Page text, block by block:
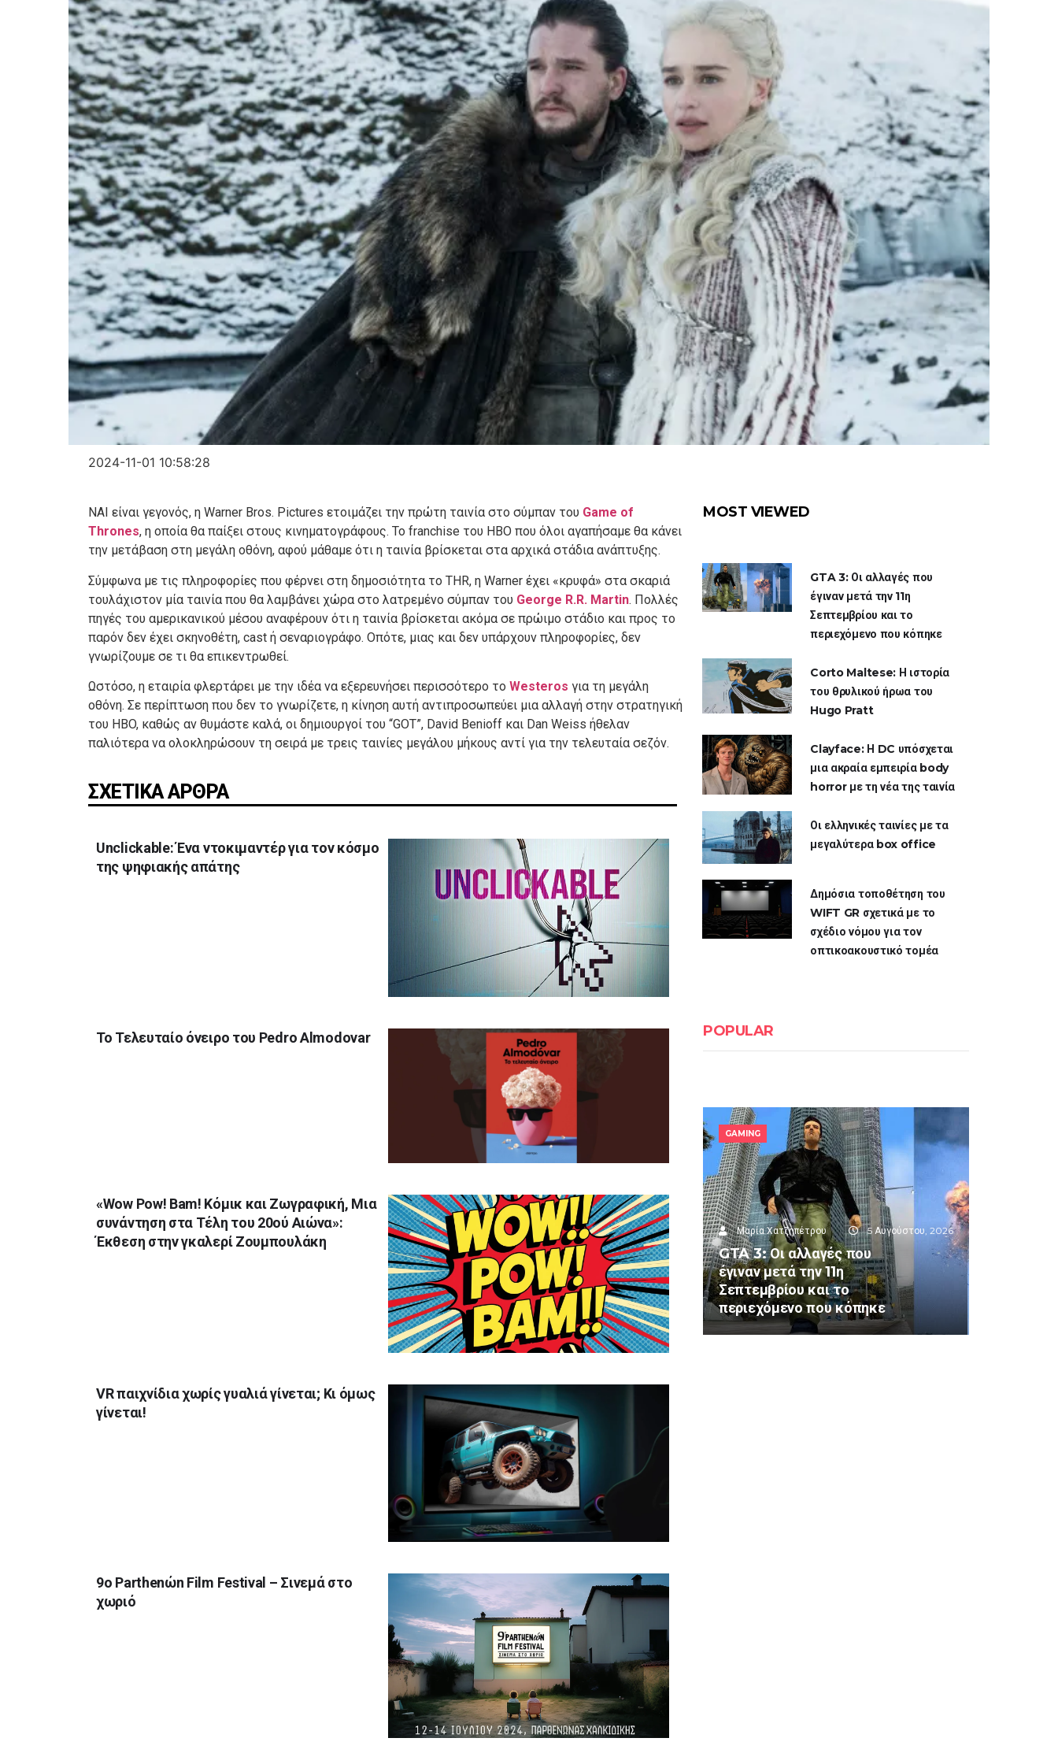
2024-11-01 10:58:28
ΝΑΙ είναι γεγονός, η Warner Bros. Pictures ετοιμάζει την πρώτη ταινία στο σύμπαν του Game of
Thrones, η οποία θα παίξει στους κινηματογράφους. Το franchise του HBO που όλοι αγαπήσαμε θα κάνει
την μετάβαση στη μεγάλη οθόνη, αφού μάθαμε ότι η ταινία βρίσκεται στα αρχικά στάδια ανάπτυξης.
Σύμφωνα με τις πληροφορίες που φέρνει στη δημοσιότητα το THR, η Warner έχει «κρυφά» στα σκαριά
τουλάχιστον μία ταινία που θα λαμβάνει χώρα στο λατρεμένο σύμπαν του George R.R. Martin. Πολλές
πηγές του αμερικανικού μέσου αναφέρουν ότι η ταινία βρίσκεται ακόμα σε πρώιμο στάδιο και προς το
παρόν δεν έχει σκηνοθέτη, cast ή σεναριογράφο. Οπότε, μιας και δεν υπάρχουν πληροφορίες, δεν
γνωρίζουμε σε τι θα επικεντρωθεί.
Ωστόσο, η εταιρία φλερτάρει με την ιδέα να εξερευνήσει περισσότερο το Westeros για τη μεγάλη
οθόνη. Σε περίπτωση που δεν το γνωρίζετε, η κίνηση αυτή αντιπροσωπεύει μια αλλαγή στην στρατηγική
του HBO, καθώς αν θυμάστε καλά, οι δημιουργοί του “GOT”, David Benioff και Dan Weiss ήθελαν
παλιότερα να ολοκληρώσουν τη σειρά με τρεις ταινίες μεγάλου μήκους αντί για την τελευταία σεζόν.
ΣΧΕΤΙΚΑ ΑΡΘΡΑ
Unclickable: Ένα ντοκιμαντέρ για τον κόσμο
της ψηφιακής απάτης
Το Τελευταίο όνειρο του Pedro Almodovar
«Wow Pow! Bam! Κόμικ και Ζωγραφική, Μια
συνάντηση στα Τέλη του 20ού Αιώνα»:
Έκθεση στην γκαλερί Ζουμπουλάκη
VR παιχνίδια χωρίς γυαλιά γίνεται; Κι όμως
γίνεται!
9o Parthenώn Film Festival – Σινεμά στο
χωριό
MOST VIEWED
GTA 3: Οι αλλαγές που
έγιναν μετά την 11η
Σεπτεμβρίου και το
περιεχόμενο που κόπηκε
Corto Maltese: Η ιστορία
του θρυλικού ήρωα του
Hugo Pratt
Clayface: Η DC υπόσχεται
μια ακραία εμπειρία body
horror με τη νέα της ταινία
Οι ελληνικές ταινίες με τα
μεγαλύτερα box office
Δημόσια τοποθέτηση του
WIFT GR σχετικά με το
σχέδιο νόμου για τον
οπτικοακουστικό τομέα
POPULAR
GAMING
Μαρία Χατζηπέτρου 5 Αυγούστου, 2026
GTA 3: Οι αλλαγές που
έγιναν μετά την 11η
Σεπτεμβρίου και το
περιεχόμενο που κόπηκε